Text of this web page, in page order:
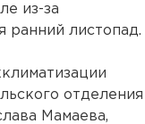
из-за
листопад.
отделения
Мамаева,